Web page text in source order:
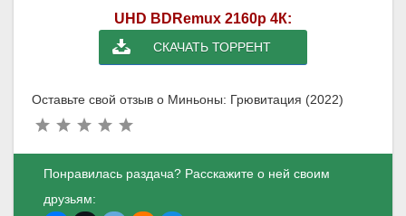
UHD BDRemux 2160p 4К:
СКАЧАТЬ ТОРРЕНТ
Оставьте свой отзыв о Миньоны: Грювитация (2022)
Понравилась раздача? Расскажите о ней своим
друзьям: